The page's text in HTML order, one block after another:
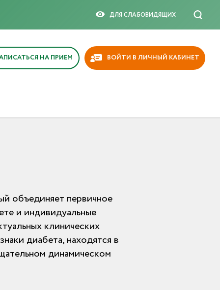
ДЛЯ СЛАБОВИДЯЩИX
НА ПРИЕМ ВОЙТИ В ЛИЧНЫЙ КАБИНЕТ
объединяет первичное
и индивидуальные
клинических
диабета, находятся в
динамическом